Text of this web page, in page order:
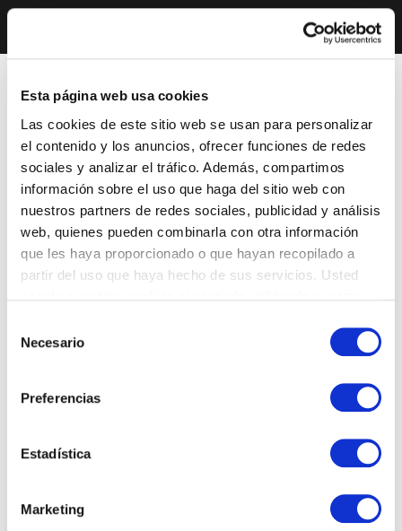
Esta página web usa cookies
Las cookies de este sitio web se usan para personalizar
el contenido y los anuncios, ofrecer funciones de redes
sociales y analizar el tráfico. Además, compartimos
información sobre el uso que haga del sitio web con
nuestros partners de redes sociales, publicidad y análisis
web, quienes pueden combinarla con otra información
que les haya proporcionado o que hayan recopilado a
partir del uso que haya hecho de sus servicios. Usted
Necesario
Preferencias
Estadística
Marketing